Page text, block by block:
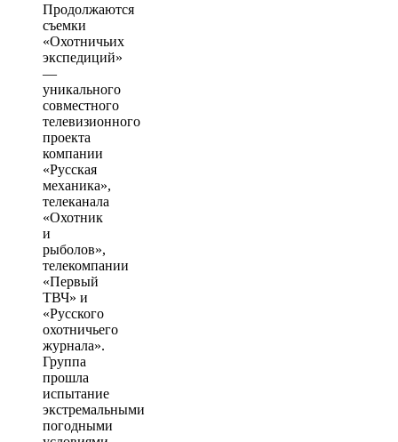
Продолжаются
съемки
«Охотничьих
экспедиций»
—
уникального
совместного
телевизионного
проекта
компании
«Русская
механика»,
телеканала
«Охотник
и
рыболов»,
телекомпании
«Первый
ТВЧ» и
«Русского
охотничьего
журнала».
Группа
прошла
испытание
экстремальными
погодными